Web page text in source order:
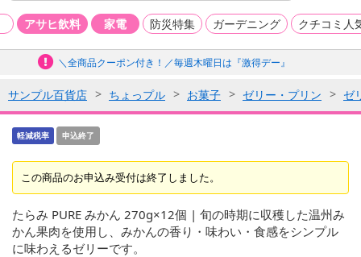
アサヒ飲料 家電 防災特集 ガーデニング クチコミ人
＼全商品クーポン付き！／毎週木曜日は『激得デー』
サンプル百貨店 ちょっプル お菓子 ゼリー・プリン ゼ
軽減税率 申込終了
この商品のお申込み受付は終了しました。
たらみ PURE みかん 270g×12個 | 旬の時期に収穫した温州み
かん果肉を使用し、みかんの香り・味わい・食感をシンプル
に味わえるゼリーです。